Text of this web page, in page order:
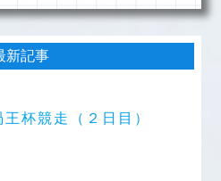
新記事
王杯競走（２日目）